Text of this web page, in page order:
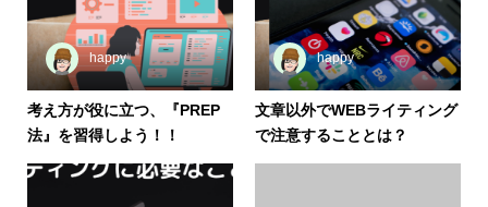
happy
考え方が役に立つ、『PREP
法』を習得しよう！！
happy
文章以外でWEBライティング
で注意することとは？